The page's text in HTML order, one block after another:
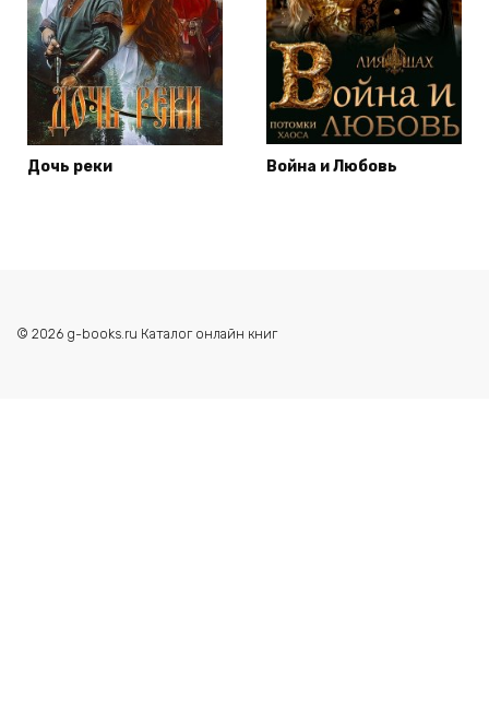
Дочь реки Война и Любовь
© 2026 g-books.ru Каталог онлайн книг